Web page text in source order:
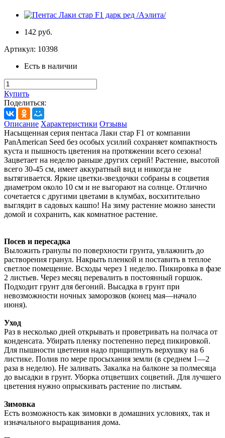
142 руб.
Артикул: 10398
Есть в наличии
Купить
Поделиться:
Описание Характеристики Отзывы
Насыщенная серия пентаса Лаки стар F1 от компании
PanAmerican Seed без особых усилий сохраняет компактность
куста и пышность цветения на протяжении всего сезона!
Зацветает на неделю раньше других серий! Растение, высотой
всего 30-45 см, имеет аккуратный вид и никогда не
вытягивается. Яркие цветки-звездочки собраны в соцветия
диаметром около 10 см и не выгорают на солнце. Отлично
сочетается с другими цветами в клумбах, восхитительно
выглядит в садовых кашпо! На зиму растение можно занести
домой и сохранить, как комнатное растение.
Посев и пересадка
Выложить гранулы по поверхности грунта, увлажнить до
растворения гранул. Накрыть пленкой и поставить в теплое
светлое помещение. Всходы через 1 неделю. Пикировка в фазе
2 листьев. Через месяц перевалить в постоянный горшок.
Подходит грунт для бегоний. Высадка в грунт при
невозможности ночных заморозков (конец мая—начало
июня).
Уход
Раз в несколько дней открывать и проветривать на полчаса от
конденсата. Убирать пленку постепенно перед пикировкой.
Для пышности цветения надо прищипнуть верхушку на 6
листике. Полив по мере просыхания земли (в среднем 1—2
раза в неделю). Не заливать. Закалка на балконе за полмесяца
до высадки в грунт. Уборка отцветших соцветий. Для лучшего
цветения нужно опрыскивать растение по листьям.
Зимовка
Есть возможность как зимовки в домашних условиях, так и
изначального выращивания дома.